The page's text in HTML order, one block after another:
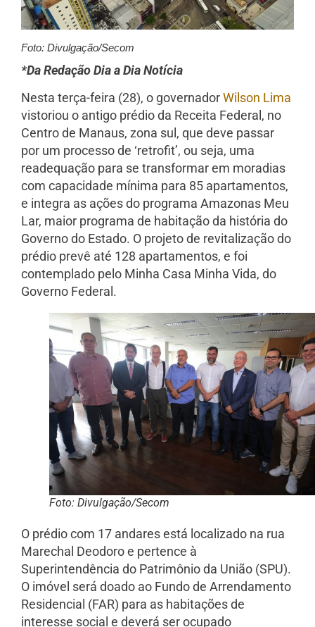
Foto: Divulgação/Secom
*Da Redação Dia a Dia Notícia
Nesta terça-feira (28), o governadorWilson Lima
vistoriou o antigo prédio da Receita Federal, no
Centro de Manaus, zona sul, que deve passar
por um processo de ‘retrofit’, ou seja, uma
readequação para se transformar em moradias
com capacidade mínima para 85 apartamentos,
e integra as ações do programa Amazonas Meu
Lar, maior programa de habitação da história do
Governo do Estado. O projeto de revitalização do
prédio prevê até 128 apartamentos, e foi
contemplado pelo Minha Casa Minha Vida, do
Governo Federal.
Foto: Divulgação/Secom
O prédio com 17 andares está localizado na rua
Marechal Deodoro e pertence à
Superintendência do Patrimônio da União (SPU).
O imóvel será doado ao Fundo de Arrendamento
Residencial (FAR) para as habitações de
interesse social e deverá ser ocupado